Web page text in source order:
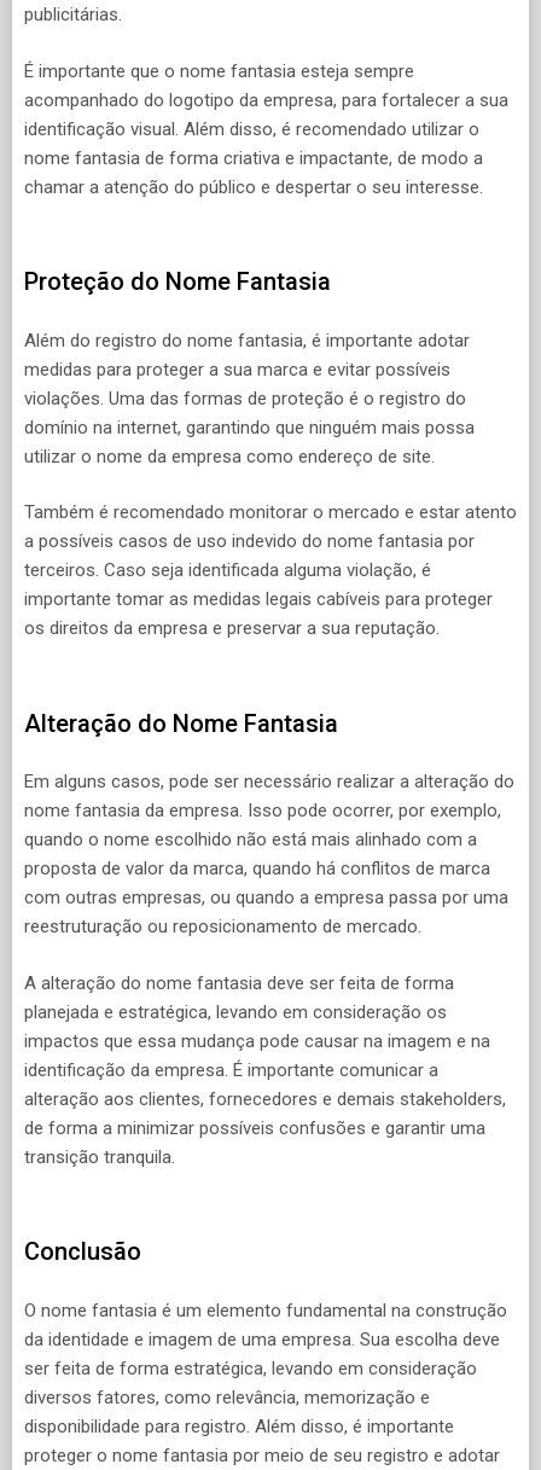
publicitárias.
É importante que o nome fantasia esteja sempre
acompanhado do logotipo da empresa, para fortalecer a sua
identificação visual. Além disso, é recomendado utilizar o
nome fantasia de forma criativa e impactante, de modo a
chamar a atenção do público e despertar o seu interesse.
Proteção do Nome Fantasia
Além do registro do nome fantasia, é importante adotar
medidas para proteger a sua marca e evitar possíveis
violações. Uma das formas de proteção é o registro do
domínio na internet, garantindo que ninguém mais possa
utilizar o nome da empresa como endereço de site.
Também é recomendado monitorar o mercado e estar atento
a possíveis casos de uso indevido do nome fantasia por
terceiros. Caso seja identificada alguma violação, é
importante tomar as medidas legais cabíveis para proteger
os direitos da empresa e preservar a sua reputação.
Alteração do Nome Fantasia
Em alguns casos, pode ser necessário realizar a alteração do
nome fantasia da empresa. Isso pode ocorrer, por exemplo,
quando o nome escolhido não está mais alinhado com a
proposta de valor da marca, quando há conflitos de marca
com outras empresas, ou quando a empresa passa por uma
reestruturação ou reposicionamento de mercado.
A alteração do nome fantasia deve ser feita de forma
planejada e estratégica, levando em consideração os
impactos que essa mudança pode causar na imagem e na
identificação da empresa. É importante comunicar a
alteração aos clientes, fornecedores e demais stakeholders,
de forma a minimizar possíveis confusões e garantir uma
transição tranquila.
Conclusão
O nome fantasia é um elemento fundamental na construção
da identidade e imagem de uma empresa. Sua escolha deve
ser feita de forma estratégica, levando em consideração
diversos fatores, como relevância, memorização e
disponibilidade para registro. Além disso, é importante
proteger o nome fantasia por meio de seu registro e adotar